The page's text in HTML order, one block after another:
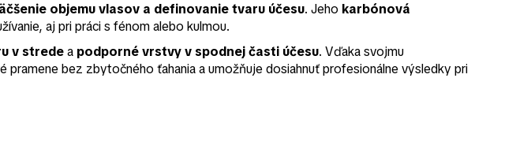
objemu vlasov a definovanie tvaru účesu. Jeho karbónová
aj pri práci s fénom alebo kulmou.
v stredea podporné vrstvy v spodnej časti účesu. Vďaka svojmu
pramene bez zbytočného ťahania a umožňuje dosiahnuť profesionálne výsledky pri